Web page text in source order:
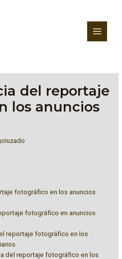
del reportaje
los anuncios
fotográfico en los anuncios
fotográfico en anuncios
reportaje fotográfico en los
del reportaje fotográfico en los